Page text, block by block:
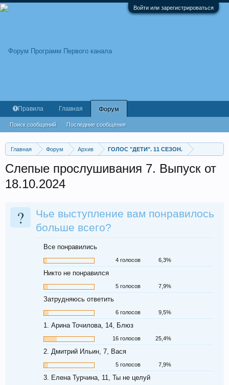
Войти или зарегистрироваться
Главная Форум Архив ГОЛОС "ДЕТИ". 11 СЕЗОН.
Слепые прослушивания 7. Выпуск от
18.10.2024
?
Чье выступление вам понравилось
больше всего?
Все понравились
4 голосов 6,3%
Никто не понравился
5 голосов 7,9%
Затрудняюсь ответить
6 голосов 9,5%
1. Арина Точилова, 14, Блюз
16 голосов 25,4%
2. Дмитрий Ильин, 7, Вася
5 голосов 7,9%
3. Елена Турчина, 11, Ты не целуй
Правила Главная Форум
Поиск сообщений Последние сообщения